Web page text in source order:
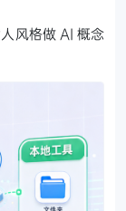
风格做 AI 概念